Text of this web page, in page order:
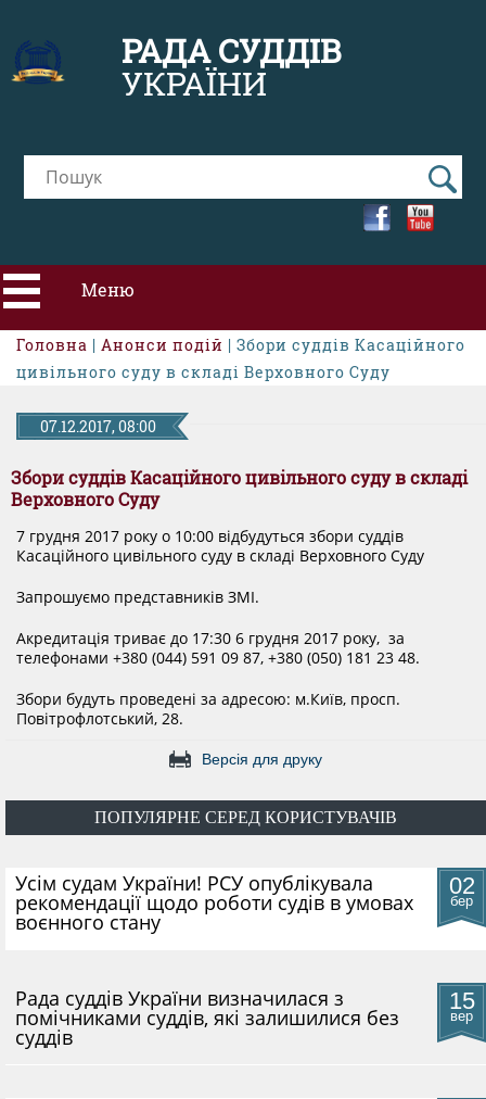
РАДА СУДДІВ
УКРАЇНИ
Меню
ПРО РСУ
КАНДИДАТИ ДО КСУ
РІШЕННЯ РСУ
НОРМАТИВНІ ДОКУМЕНТИ
СИСТЕМА ОЦІНЮВАННЯ
КОНФЛІКТ ІНТЕРЕСІВ
Головна | Анонси подій | Збори суддів Касаційного
цивільного суду в складі Верховного Суду
07.12.2017, 08:00
Збори суддів Касаційного цивільного суду в складі
Верховного Суду
7 грудня 2017 року о 10:00 відбудуться збори суддів
Касаційного цивільного суду в складі Верховного Суду
Запрошуємо представників ЗМІ.
Акредитація триває до 17:30 6 грудня 2017 року, за
телефонами +380 (044) 591 09 87, +380 (050) 181 23 48.
Збори будуть проведені за адресою: м.Київ, просп.
Повітрофлотський, 28.
Версія для друку
ПОПУЛЯРНЕ СЕРЕД КОРИСТУВАЧІВ
02
бер
​Усім судам України! РСУ опублікувала
рекомендації щодо роботи судів в умовах
воєнного стану
15
вер
Рада суддів України визначилася з
помічниками суддів, які залишилися без
суддів